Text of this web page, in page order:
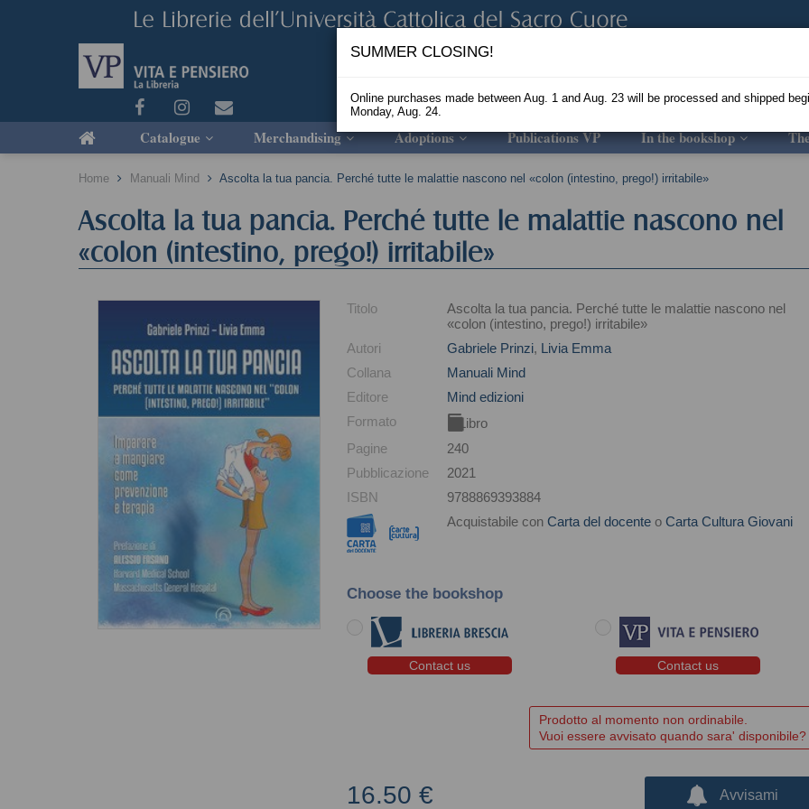
Catalogue Merchandising Adoptions Publications VP In the bookshop
Home Manuali Mind Ascolta la tua pancia. Perché tutte le malattie nascono nel «colon (intestino, prego!) irritabile»
Ascolta la tua pancia. Perché tutte le malattie nascono nel
«colon (intestino, prego!) irritabile»
Titolo
Ascolta la tua pancia. Perché tutte le malattie nascono nel
«colon (intestino, prego!) irritabile»
Autori
Gabriele Prinzi, Livia Emma
Collana
Manuali Mind
Editore
Mind edizioni
Formato
Libro
Pagine
240
Pubblicazione
2021
ISBN
9788869393884
Acquistabile con Carta del docente o Carta Cultura Giovani
Choose the bookshop
Contact us Contact us
Prodotto al momento non ordinabile.
Vuoi essere avvisato quando sara' disponibile?
16.50 € Avvisami
SUMMER CLOSING!
Online purchases made between Aug. 1 and Aug. 23 will be processed and shipped
Monday, Aug. 24.